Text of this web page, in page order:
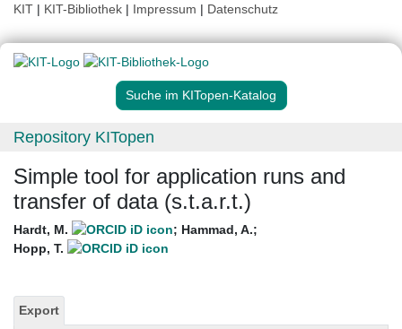
KIT | KIT-Bibliothek | Impressum | Datenschutz
Suche im KITopen-Katalog
Repository KITopen
Simple tool for application runs and
transfer of data (s.t.a.r.t.)
Hardt, M. ; Hammad, A.;
Hopp, T.
Export